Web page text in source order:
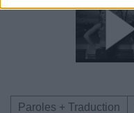
Paroles + Traduction